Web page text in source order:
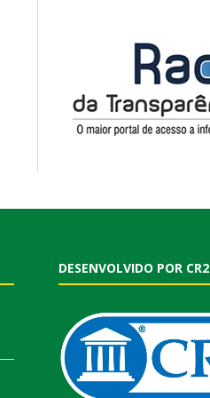
DESENVOLVIDO POR CR2